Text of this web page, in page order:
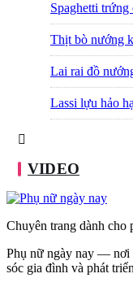
Spaghetti trứng
Thịt bò nướng
Lai rai đồ
Lassi lựu hảo
VIDEO
Chuyên trang dành cho
Phụ nữ ngày nay — nơi
sóc gia đình và phát